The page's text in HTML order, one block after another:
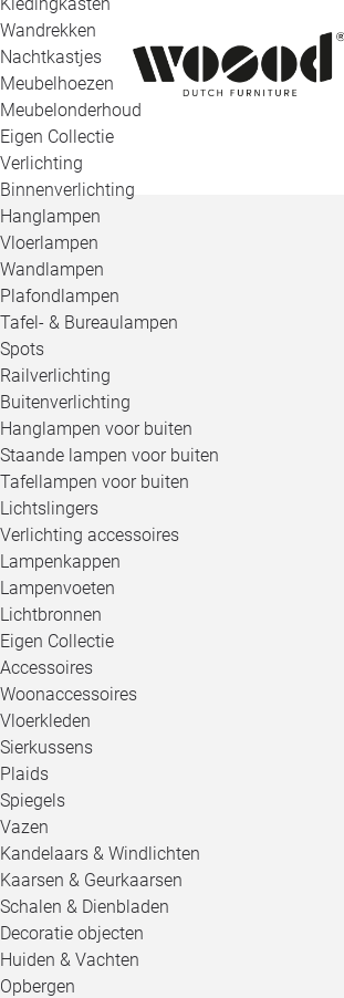
Wandrekken
Nachtkastjes
Meubelhoezen
Meubelonderhoud
Eigen Collectie
Verlichting
Binnenverlichting
Hanglampen
Vloerlampen
Wandlampen
Plafondlampen
Tafel- & Bureaulampen
Spots
Railverlichting
Buitenverlichting
Hanglampen voor buiten
Staande lampen voor buiten
Tafellampen voor buiten
Lichtslingers
Verlichting accessoires
Lampenkappen
Lampenvoeten
Lichtbronnen
Eigen Collectie
Accessoires
Woonaccessoires
Vloerkleden
Sierkussens
Plaids
Spiegels
Vazen
Kandelaars & Windlichten
Kaarsen & Geurkaarsen
Schalen & Dienbladen
Decoratie objecten
Huiden & Vachten
Opbergen